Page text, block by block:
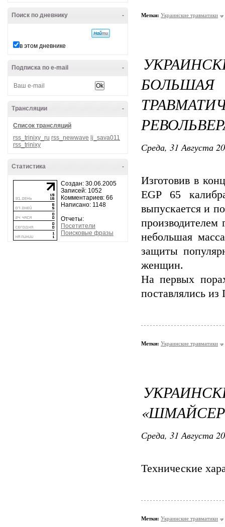
-
Поиск по дневнику
в этом дневнике
-
Подписка по e-mail
-
Трансляции
Список трансляций
rss_trinixy_ru rss_newwave lj_sava011
rss_trinixy
-
Статистика
Создан: 30.06.2005
Записей: 1052
Комментариев: 66
Написано: 1148
Отчеты:
Посетители
Поисковые фразы
Метки: Украинские травматики
БОЛЬШАЯ
Среда, 31 Августа
Изготовив в
EGP 65
выпускается и
производителем
небольшая
защиты
женщин.
На первых
поставлялись
Метки: Украинские травматики
Среда, 31 Августа
Технические
Метки: Украинские травматики